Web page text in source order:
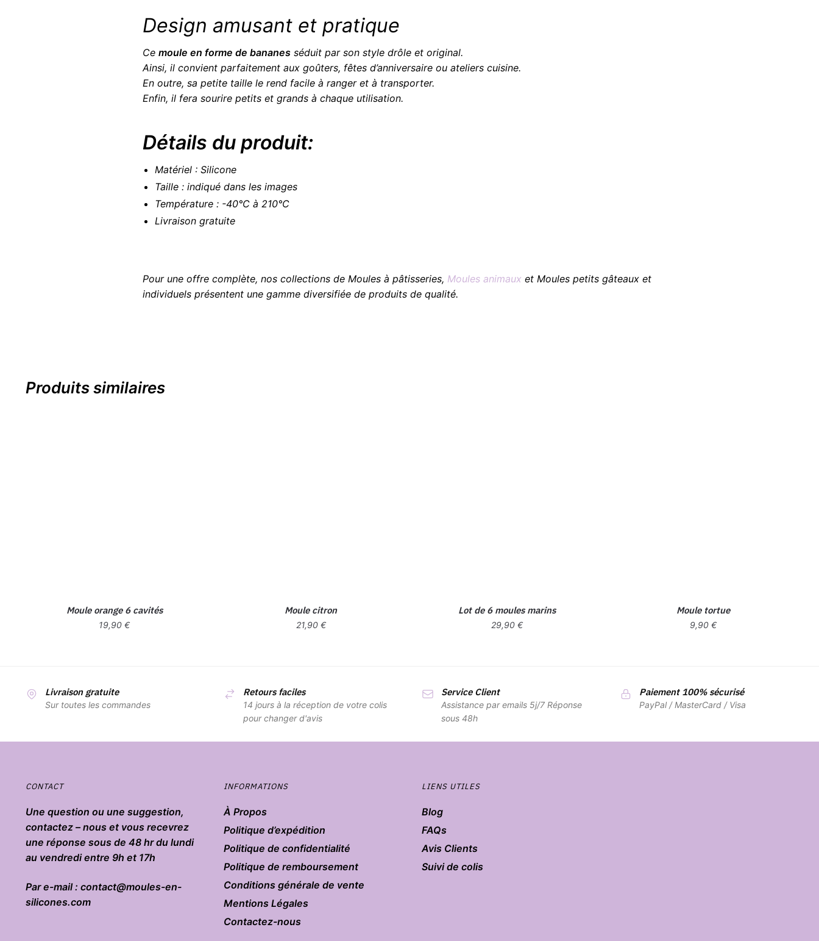
Design amusant et pratique
Ce moule en forme de bananesséduit par son style drôle et original.
Ainsi, il convient parfaitement aux goûters, fêtes d’anniversaire ou ateliers cuisine.
En outre, sa petite taille le rend facile à ranger et à transporter.
Enfin, il fera sourire petits et grands à chaque utilisation.
Détails du produit:
Matériel : Silicone
Taille : indiqué dans les images
Température : -40°C à 210°C
Livraison gratuite
Pour une offre complète, nos collections de Moules à pâtisseries, Moules animaux et Moules petits gâteaux et
individuels présentent une gamme diversifiée de produits de qualité.
Produits similaires
Moule orange 6 cavités
19,90€
Moule citron
21,90 €
Lot de 6 moules marins
29,90€
Moule tortue
9,90€
Livraison gratuite
Sur toutes les commandes
Retours faciles
14 jours à la réception de votre colis
pour changer d'avis
Service Client
Assistance par emails 5j/7 Réponse
sous 48h
Paiement 100% sécurisé
PayPal / MasterCard / Visa
CONTACT
Une question ou une suggestion,
contactez – nous et vous recevrez
une réponse sous de 48 hr du lundi
au vendredi entre 9h et 17h
Par e-mail : contact@moules-en-
silicones.com
INFORMATIONS
À Propos
Politique d’expédition
Politique de confidentialité
Politique de remboursement
Conditions générale de vente
Mentions Légales
Contactez-nous
LIENS UTILES
Blog
FAQs
Avis Clients
Suivi de colis